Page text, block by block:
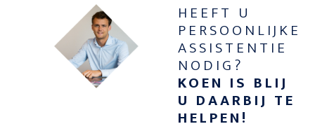
HEEFT U
PERSOONLIJKE
ASSISTENTIE
NODIG?
KOEN IS BLIJ
U DAARBIJ TE
HELPEN!